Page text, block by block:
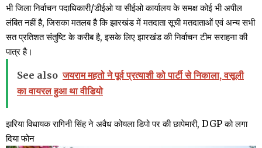
भी जिला निर्वाचन पदाधिकारी/डीईओ या सीईओ कार्यालय के समक्ष कोई भी अपील
लंबित नहीं है, जिसका मतलब है कि झारखंड में मतदाता सूची मतदाताओं एवं अन्य सभी
सत प्रतिशत संतुष्टि के करीब है, इसके लिए झारखंड की निर्वाचन टीम सराहना की
पात्र है।
See also जयराम महतो ने पूर्व प्रत्याशी को पार्टी से निकाला, वसूली
का वायरल हुआ था वीडियो
झरिया विधायक रागिनी सिंह ने अवैध कोयला डिपो पर की छापेमारी, DGP को लगा
दिया फोन